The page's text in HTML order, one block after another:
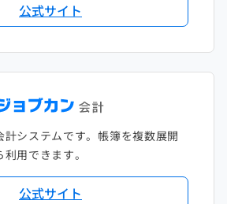
公式サイト
システムです。帳簿を複数展開
用できます。
公式サイト